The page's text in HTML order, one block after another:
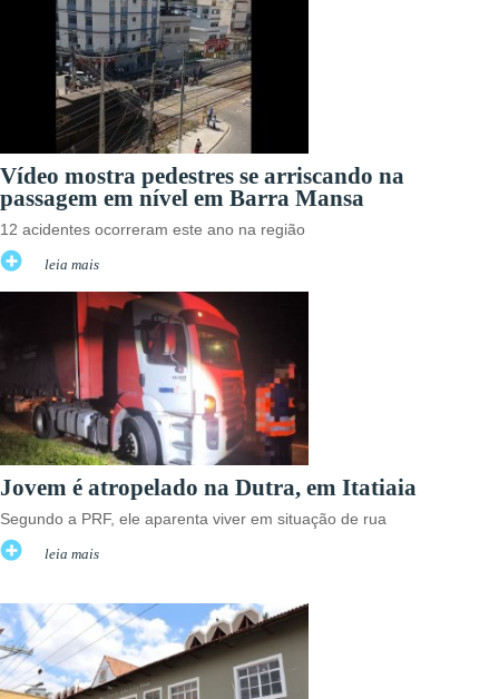
Vídeo mostra pedestres se arriscando na
passagem em nível em Barra Mansa
12 acidentes ocorreram este ano na região
leia mais
Jovem é atropelado na Dutra, em Itatiaia
Segundo a PRF, ele aparenta viver em situação de rua
leia mais